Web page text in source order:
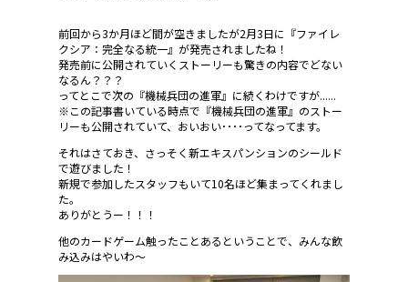
前回から3か月ほど間が空きましたが2月3日に『ファイレ
クシア：完全なる統一』が発売されましたね！
発売前に公開されていくストーリーも驚きの内容でどない
なるん？？？
ってとこで次の『機械兵団の進軍』に続くわけですが......
※この記事書いている時点で『機械兵団の進軍』のストー
リーも公開されていて、おいおい････ってなってます。
それはさておき、さっそく新エキスパンションのシールド
で遊びました！
新規で参加したスタッフもいて10名ほど集まってくれまし
た。
ありがとうー！！！
他のカードゲーム触ったことあるということで、みんな飲
み込みはやいわ～